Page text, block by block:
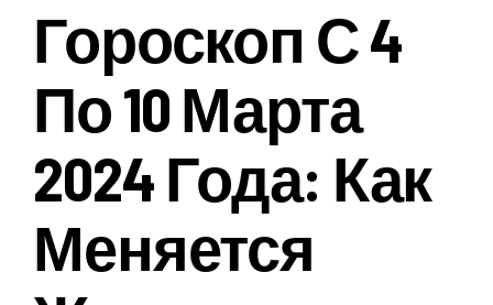
Гороскоп С 4
По 10 Марта
2024 Года: Как
Меняется